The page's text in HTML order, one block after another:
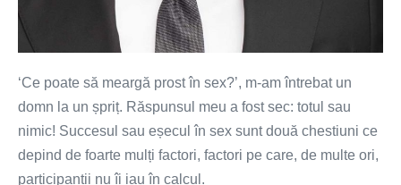
‘Ce poate să meargă prost în sex?’, m-am întrebat un
domn la un șpriț. Răspunsul meu a fost sec: totul sau
nimic! Succesul sau eșecul în sex sunt două chestiuni ce
depind de foarte mulți factori, factori pe care, de multe ori,
participanții nu îi iau în calcul.